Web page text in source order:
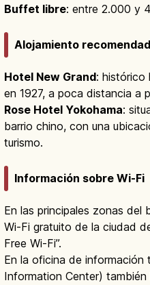
Buffet libre: entre 2.000 y
Alojamiento
Hotel New Grand: histórico
en 1927, a poca distancia a
Rose Hotel Yokohama:
barrio chino, con una
turismo.
Información sobre Wi-Fi
En las principales zonas del
Wi-Fi gratuito de la ciudad
Free Wi-Fi”.
En la oficina de información
Information Center)